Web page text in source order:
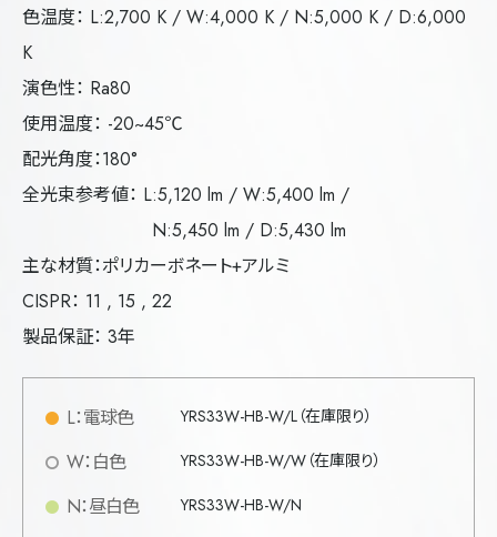
色温度： L:2,700 K / W:4,000 K / N:5,000 K / D:6,000
K
演色性： Ra80
使用温度： -20~45℃
配光角度：180°
全光束参考値： L:5,120 lm / W:5,400 lm /
N:5,450 lm / D:5,430 lm
主な材質：ポリカーボネート+アルミ
CISPR： 11 , 15 , 22
製品保証： 3年
L：電球色 YRS33W-HB-W/L（在庫限り）
W：白色 YRS33W-HB-W/W（在庫限り）
N：昼白色 YRS33W-HB-W/N